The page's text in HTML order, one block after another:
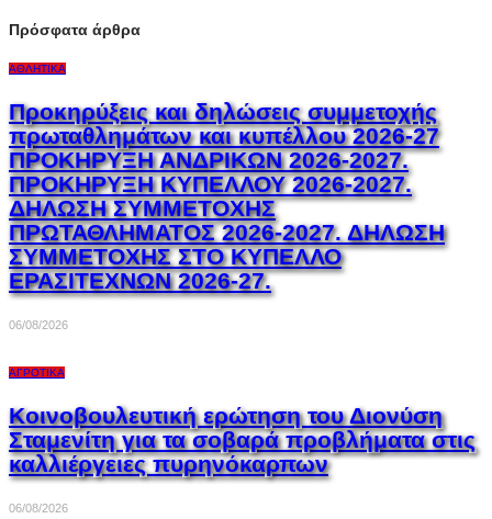
Πρόσφατα άρθρα
ΑΘΛΗΤΙΚΆ
Προκηρύξεις και δηλώσεις συμμετοχής
πρωταθλημάτων και κυπέλλου 2026-27
ΠΡΟΚΗΡΥΞΗ ΑΝΔΡΙΚΩΝ 2026-2027.
ΠΡΟΚΗΡΥΞΗ ΚΥΠΕΛΛΟΥ 2026-2027.
ΔΗΛΩΣΗ ΣΥΜΜΕΤΟΧΗΣ
ΠΡΩΤΑΘΛΗΜΑΤΟΣ 2026-2027. ΔΗΛΩΣΗ
ΣΥΜΜΕΤΟΧΗΣ ΣΤΟ ΚΥΠΕΛΛΟ
ΕΡΑΣΙΤΕΧΝΩΝ 2026-27.
06/08/2026
ΑΓΡΟΤΙΚΆ
Κοινοβουλευτική ερώτηση του Διονύση
Σταμενίτη για τα σοβαρά προβλήματα στις
καλλιέργειες πυρηνόκαρπων
06/08/2026